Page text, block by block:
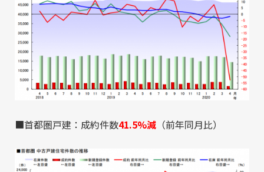
■首都圏戸建：成約件数41.5%減 （前年同月比）